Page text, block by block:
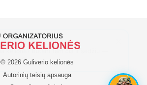
© 2026 Guliverio kelionės
Autorinių teisių apsauga